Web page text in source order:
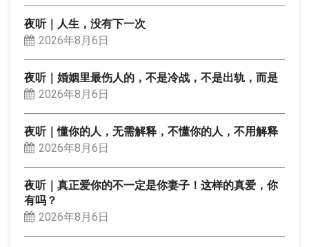
夜听｜人生，没有下一次
2026年8月6日
夜听｜婚姻里最伤人的，不是冷战，不是出轨，而是
2026年8月6日
夜听｜懂你的人，无需解释，不懂你的人，不用解释
2026年8月6日
夜听｜真正爱你的不一定是你妻子！这样的真爱，你
有吗？
2026年8月6日